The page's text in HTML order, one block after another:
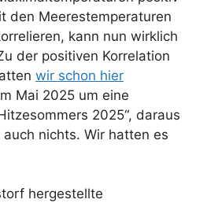
den Meerestemperaturen
kann nun wirklich
der positiven Korrelation
wir schon hier
Mai 2025 um eine
2025“, daraus
nichts. Wir hatten es
hergestellte